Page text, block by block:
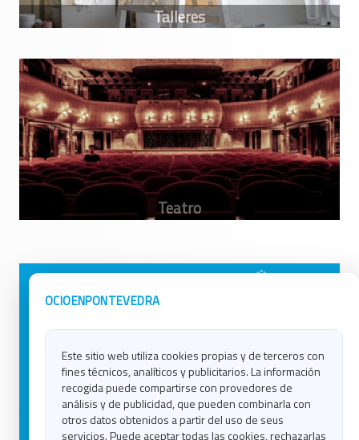
OCIOENPONTEVEDRA
Este sitio web utiliza cookies propias y de terceros con
fines técnicos, analíticos y publicitarios. La información
recogida puede compartirse con provedores de
análisis y de publicidad, que pueden combinarla con
otros datos obtenidos a partir del uso de seus
servicios. Puede aceptar todas las cookies, rechazarlas
Avisos Legales
Contacto
Política de Cookies
Ocio en Lugo
Ocio en Ourense
Ocio en Pontevedra
Ocio en Santiago
Ocio en Vigo